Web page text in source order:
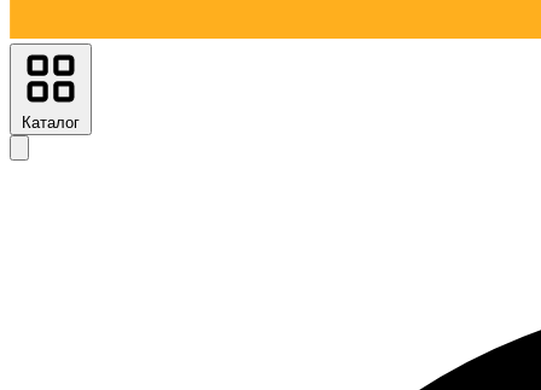
Каталог